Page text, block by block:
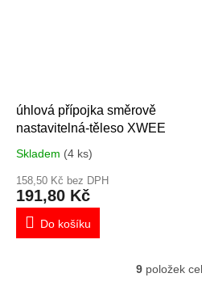
úhlová přípojka směrově
nastavitelná-těleso XWEE
Skladem (4 ks)
158,50 Kč bez DPH
191,80 Kč
Do košíku
O
9 položek